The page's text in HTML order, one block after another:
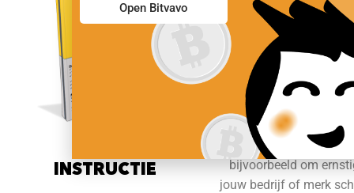
INSTRUCTIE
Lukt het niet om zelf
Heb je toch (direct)
nodig? Sta je wel
tegenpartij wil niet
bijvoorbeeld om
jouw bedrijf of merk
Open Bitvavo